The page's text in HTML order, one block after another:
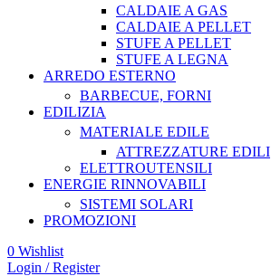
CALDAIE A GAS
CALDAIE A PELLET
STUFE A PELLET
STUFE A LEGNA
ARREDO ESTERNO
BARBECUE, FORNI
EDILIZIA
MATERIALE EDILE
ATTREZZATURE EDILI
ELETTROUTENSILI
ENERGIE RINNOVABILI
SISTEMI SOLARI
PROMOZIONI
0 Wishlist
Login / Register